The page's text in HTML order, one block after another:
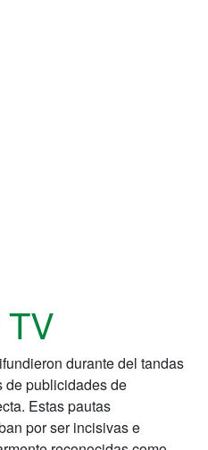
durante del tandas
de publicidades de
Estas pautas
por ser incisivas e